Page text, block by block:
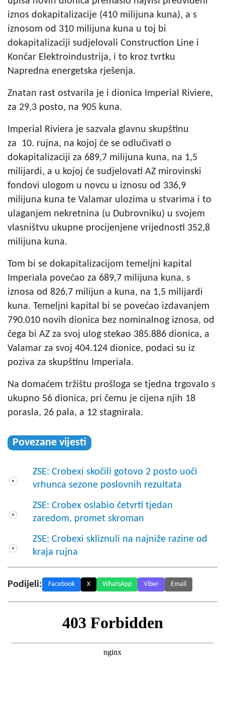
iznos dokapitalizacije (410 milijuna kuna), a s
iznosom od 310 milijuna kuna u toj bi
dokapitalizaciji sudjelovali Construction Line i
Končar Elektroindustrija, i to kroz tvrtku
Napredna energetska rješenja.
Znatan rast ostvarila je i dionica Imperial Riviere,
za 29,3 posto, na 905 kuna.
Imperial Riviera je sazvala glavnu skupštinu
za 10. rujna, na kojoj će se odlučivati o
dokapitalizaciji za 689,7 milijuna kuna, na 1,5
milijardi, a u kojoj će sudjelovati AZ mirovinski
fondovi ulogom u novcu u iznosu od 336,9
milijuna kuna te Valamar ulozima u stvarima i to
ulaganjem nekretnina (u Dubrovniku) u svojem
vlasništvu ukupne procijenjene vrijednosti 352,8
milijuna kuna.
Tom bi se dokapitalizacijom temeljni kapital
Imperiala povećao za 689,7 milijuna kuna, s
iznosa od 826,7 milijun a kuna, na 1,5 milijardi
kuna. Temeljni kapital bi se povećao izdavanjem
790.010 novih dionica bez nominalnog iznosa, od
čega bi AZ za svoj ulog stekao 385.886 dionica, a
Valamar za svoj 404.124 dionice, podaci su iz
poziva za skupštinu Imperiala.
Na domaćem tržištu prošloga se tjedna trgovalo s
ukupno 56 dionica, pri čemu je cijena njih 18
porasla, 26 pala, a 12 stagnirala.
Povezane vijesti
ZSE: Crobexi skočili gotovo 2 posto uoči
vrhunca sezone poslovnih rezultata
ZSE: Crobex oslabio četvrti tjedan
zaredom, promet skroman
ZSE: Crobexi skliznuli na najniže razine od
kraja rujna
Podijeli: Facebook X WhatsApp Viber Email